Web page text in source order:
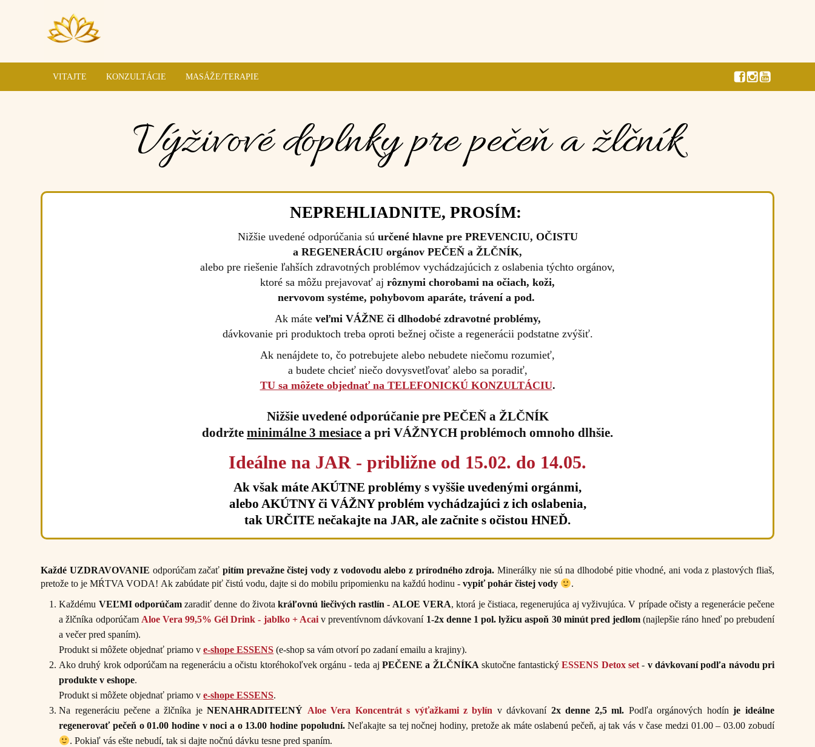
VITAJTE KONZULTÁCIE MASÁŽE/TERAPIE
Výživové doplnky pre pečeň a žlčník
NEPREHLIADNITE, PROSÍM:
Nižšie uvedené odporúčania súurčené hlavne pre PREVENCIU, OČISTU
a REGENERÁCIU orgánov PEČEŇ a ŽLČNÍK,
alebo pre riešenie ľahších zdravotných problémov vychádzajúcich z oslabenia týchto orgánov,
ktoré sa môžu prejavovať aj rôznymi chorobami na očiach, koži,
nervovom systéme, pohybovom aparáte, trávení a pod.
Ak máteveľmi VÁŽNE či dlhodobé zdravotné problémy,
dávkovanie pri produktoch treba oproti bežnej očiste a regenerácii podstatne zvýšiť.
Ak nenájdete to, čo potrebujete alebo nebudete niečomu rozumieť,
a budete chcieť niečo dovysvetľovať alebo sa poradiť,
TU sa môžete objednať na TELEFONICKÚ KONZULTÁCIU.
Nižšie uvedené odporúčanie pre PEČEŇ a ŽLČNÍK
dodržte minimálne 3 mesiace a pri VÁŽNYCH problémoch omnoho dlhšie.
Ideálne na JAR - približne od 15.02. do 14.05.
Ak však máte AKÚTNE problémy s vyššie uvedenými orgánmi,
alebo AKÚTNY či VÁŽNY problém vychádzajúci z ich oslabenia,
tak URČITE nečakajte na JAR, ale začnite s očistou HNEĎ.
Každé UZDRAVOVANIE odporúčam začaťpitím prevažne čistej vody z vodovodu alebo z prírodného zdroja.Minerálky nie sú na dlhodobé pitie vhodné, ani voda z plastových fliaš,
pretože to je MŔTVA VODA! Ak zabúdate piť čistú vodu, dajte si do mobilu pripomienku na každú hodinu - vypiť pohár čistej vody
.
Každému VEĽMI odporúčamzaradiť denne do životakráľovnú liečivých rastlín - ALOE VERA, ktorá je čistiaca, regenerujúca aj vyživujúca. V prípade očisty a regenerácie pečene
a žlčníka odporúčam Aloe Vera 99,5% Gél Drink - jablko + Acai v preventívnom dávkovaní 1-2x denne 1 pol. lyžicu aspoň 30 minút pred jedlom (najlepšie ráno hneď po prebudení
a večer pred spaním).
Produkt si môžete objednať priamo ve-shope ESSENS (e-shop sa vám otvorí po zadaní emailu a krajiny).
Ako druhý krok odporúčam na regeneráciu a očistu ktoréhokoľvek orgánu - teda aj PEČENE a ŽLČNÍKA skutočne fantastickýESSENS Detox set - v dávkovaní podľa návodu pri
produkte v eshope.
Produkt si môžete objednať priamo ve-shope ESSENS.
Na regeneráciu pečene a žlčníka jeNENAHRADITEĽNÝ Aloe Vera Koncentrát s výťažkami z bylín v dávkovaní 2x denne 2,5 ml. Podľa orgánových hodínje ideálne
regenerovať pečeň o 01.00 hodine v noci a o 13.00 hodine popoludní.Neľakajte sa tej nočnej hodiny, pretože ak máte oslabenú pečeň, aj tak vás v čase medzi 01.00 – 03.00 zobudí
. Pokiaľ vás ešte nebudí, tak si dajte nočnú dávku tesne pred spaním.